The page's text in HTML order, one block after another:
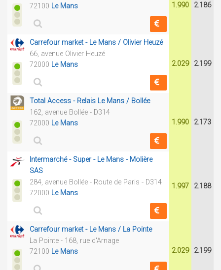
72100 Le Mans 1.990 2.186
Carrefour market - Le Mans / Olivier Heuzé
66, avenue Olivier Heuzé
72000 Le Mans 2.029 2.199
Total Access - Relais Le Mans / Bollée
162, avenue Bollée - D314
72000 Le Mans 1.990 2.173
Intermarché - Super - Le Mans - Molière
SAS
284, avenue Bollée - Route de Paris - D314
72000 Le Mans
1.997 2.188
Carrefour market - Le Mans / La Pointe
La Pointe - 168, rue d'Arnage
72100 Le Mans 2.029 2.199